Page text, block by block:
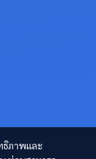
ธิภาพและ